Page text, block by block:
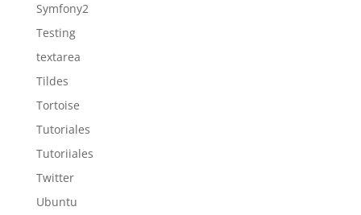
Symfony2
Testing
textarea
Tildes
Tortoise
Tutoriales
Tutoriiales
Twitter
Ubuntu